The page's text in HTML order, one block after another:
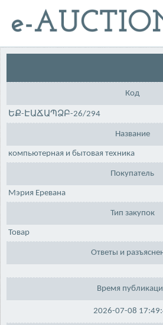
Код
ԵՔ-ԷԱՃԱՊՁԲ-26/294
Название
компьютерная и бытовая техника
Покупатель
Мэрия Еревана
Тип закупок
Товар
Ответы и
Время
2026-07-08